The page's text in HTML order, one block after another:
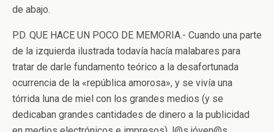
de abajo.
P.D. QUE HACE UN POCO DE MEMORIA.- Cuando una parte
de la izquierda ilustrada todavía hacía malabares para
tratar de darle fundamento teórico a la desafortunada
ocurrencia de la «república amorosa», y se vivía una
tórrida luna de miel con los grandes medios (y se
dedicaban grandes cantidades de dinero a la publicidad